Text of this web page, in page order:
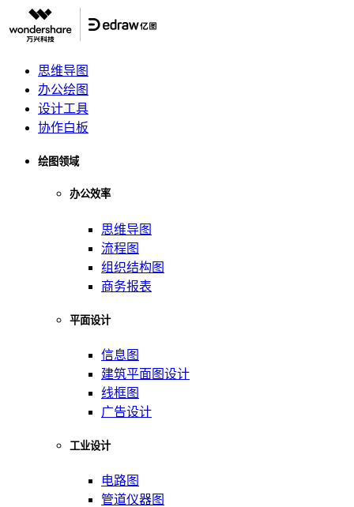
思维导图
办公绘图
设计工具
协作白板
绘图领域
办公效率
思维导图
流程图
组织结构图
商务报表
平面设计
信息图
建筑平面图设计
线框图
广告设计
工业设计
电路图
管道仪器图